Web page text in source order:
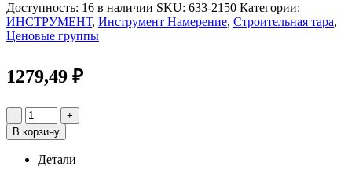
Доступность: 16 в наличии SKU: 633-2150 Категории:
ИНСТРУМЕНТ, Инструмент Намерение, Строительная тара,
Ценовые группы
1279,49 ₽
-
+
В корзину
Детали